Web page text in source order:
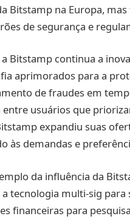
Bitstamp na Europa,
de segurança e
a Bitstamp continua a
aprimorados para a
de fraudes em
usuários que
expandiu suas
às demandas e
da influência da
tecnologia multi-sig
financeiras para